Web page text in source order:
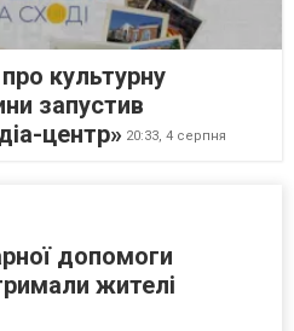
культурну
запустив
центр» 20:33, 4 серпня
допомоги
жителі